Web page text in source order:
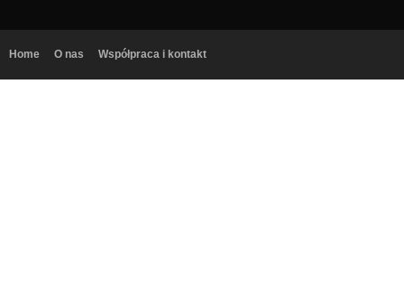
Home O nas Współpraca i kontakt